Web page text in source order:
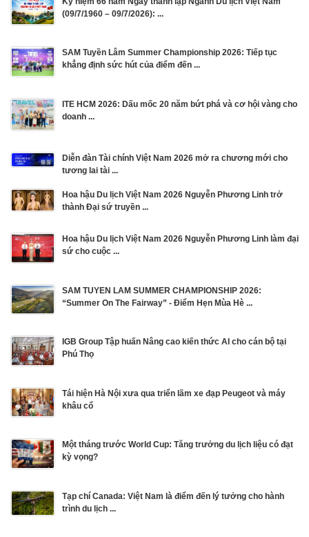
(09/7/1960 – 09/7/2026): ...
SAM Tuyền Lâm Summer Championship 2026: Tiếp tục
khẳng định sức hút của điểm đến ...
ITE HCM 2026: Dấu mốc 20 năm bứt phá và cơ hội vàng cho
doanh ...
Diễn đàn Tài chính Việt Nam 2026 mở ra chương mới cho
tương lai tài ...
Hoa hậu Du lịch Việt Nam 2026 Nguyễn Phương Linh trở
thành Đại sứ truyền ...
Hoa hậu Du lịch Việt Nam 2026 Nguyễn Phương Linh làm đại
sứ cho cuộc ...
SAM TUYEN LAM SUMMER CHAMPIONSHIP 2026:
“Summer On The Fairway” - Điểm Hẹn Mùa Hè ...
IGB Group Tập huấn Nâng cao kiến thức AI cho cán bộ tại
Phú Thọ
Tái hiện Hà Nội xưa qua triển lãm xe đạp Peugeot và máy
khâu cổ
Một tháng trước World Cup: Tăng trưởng du lịch liệu có đạt
kỳ vọng?
Tạp chí Canada: Việt Nam là điểm đến lý tưởng cho hành
trình du lịch ...